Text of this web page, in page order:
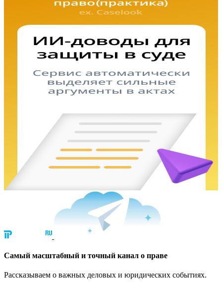
Cамый масштабный и точный канал о праве
Рассказываем о важных деловых и юридических событиях.